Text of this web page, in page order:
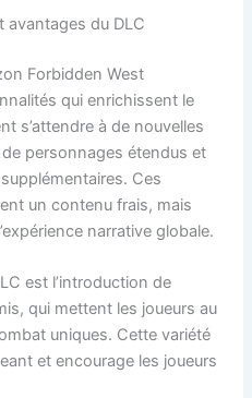
du DLC
Forbidden West
qui enrichissent le
s’attendre à de nouvelles
personnages étendus et
Ces
un contenu frais, mais
narrative globale.
est l’introduction de
qui mettent les joueurs au
uniques. Cette variété
et encourage les joueurs